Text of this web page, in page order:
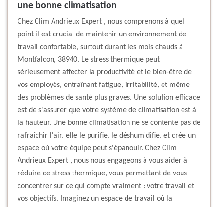
une bonne climatisation
Chez Clim Andrieux Expert , nous comprenons à quel
point il est crucial de maintenir un environnement de
travail confortable, surtout durant les mois chauds à
Montfalcon, 38940. Le stress thermique peut
sérieusement affecter la productivité et le bien-être de
vos employés, entraînant fatigue, irritabilité, et même
des problèmes de santé plus graves. Une solution efficace
est de s'assurer que votre système de climatisation est à
la hauteur. Une bonne climatisation ne se contente pas de
rafraîchir l'air, elle le purifie, le déshumidifie, et crée un
espace où votre équipe peut s'épanouir. Chez Clim
Andrieux Expert , nous nous engageons à vous aider à
réduire ce stress thermique, vous permettant de vous
concentrer sur ce qui compte vraiment : votre travail et
vos objectifs. Imaginez un espace de travail où la